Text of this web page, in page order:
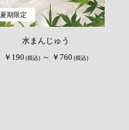
夏期限定
水まんじゅう
￥190 (税込)～ ￥760 (税込)